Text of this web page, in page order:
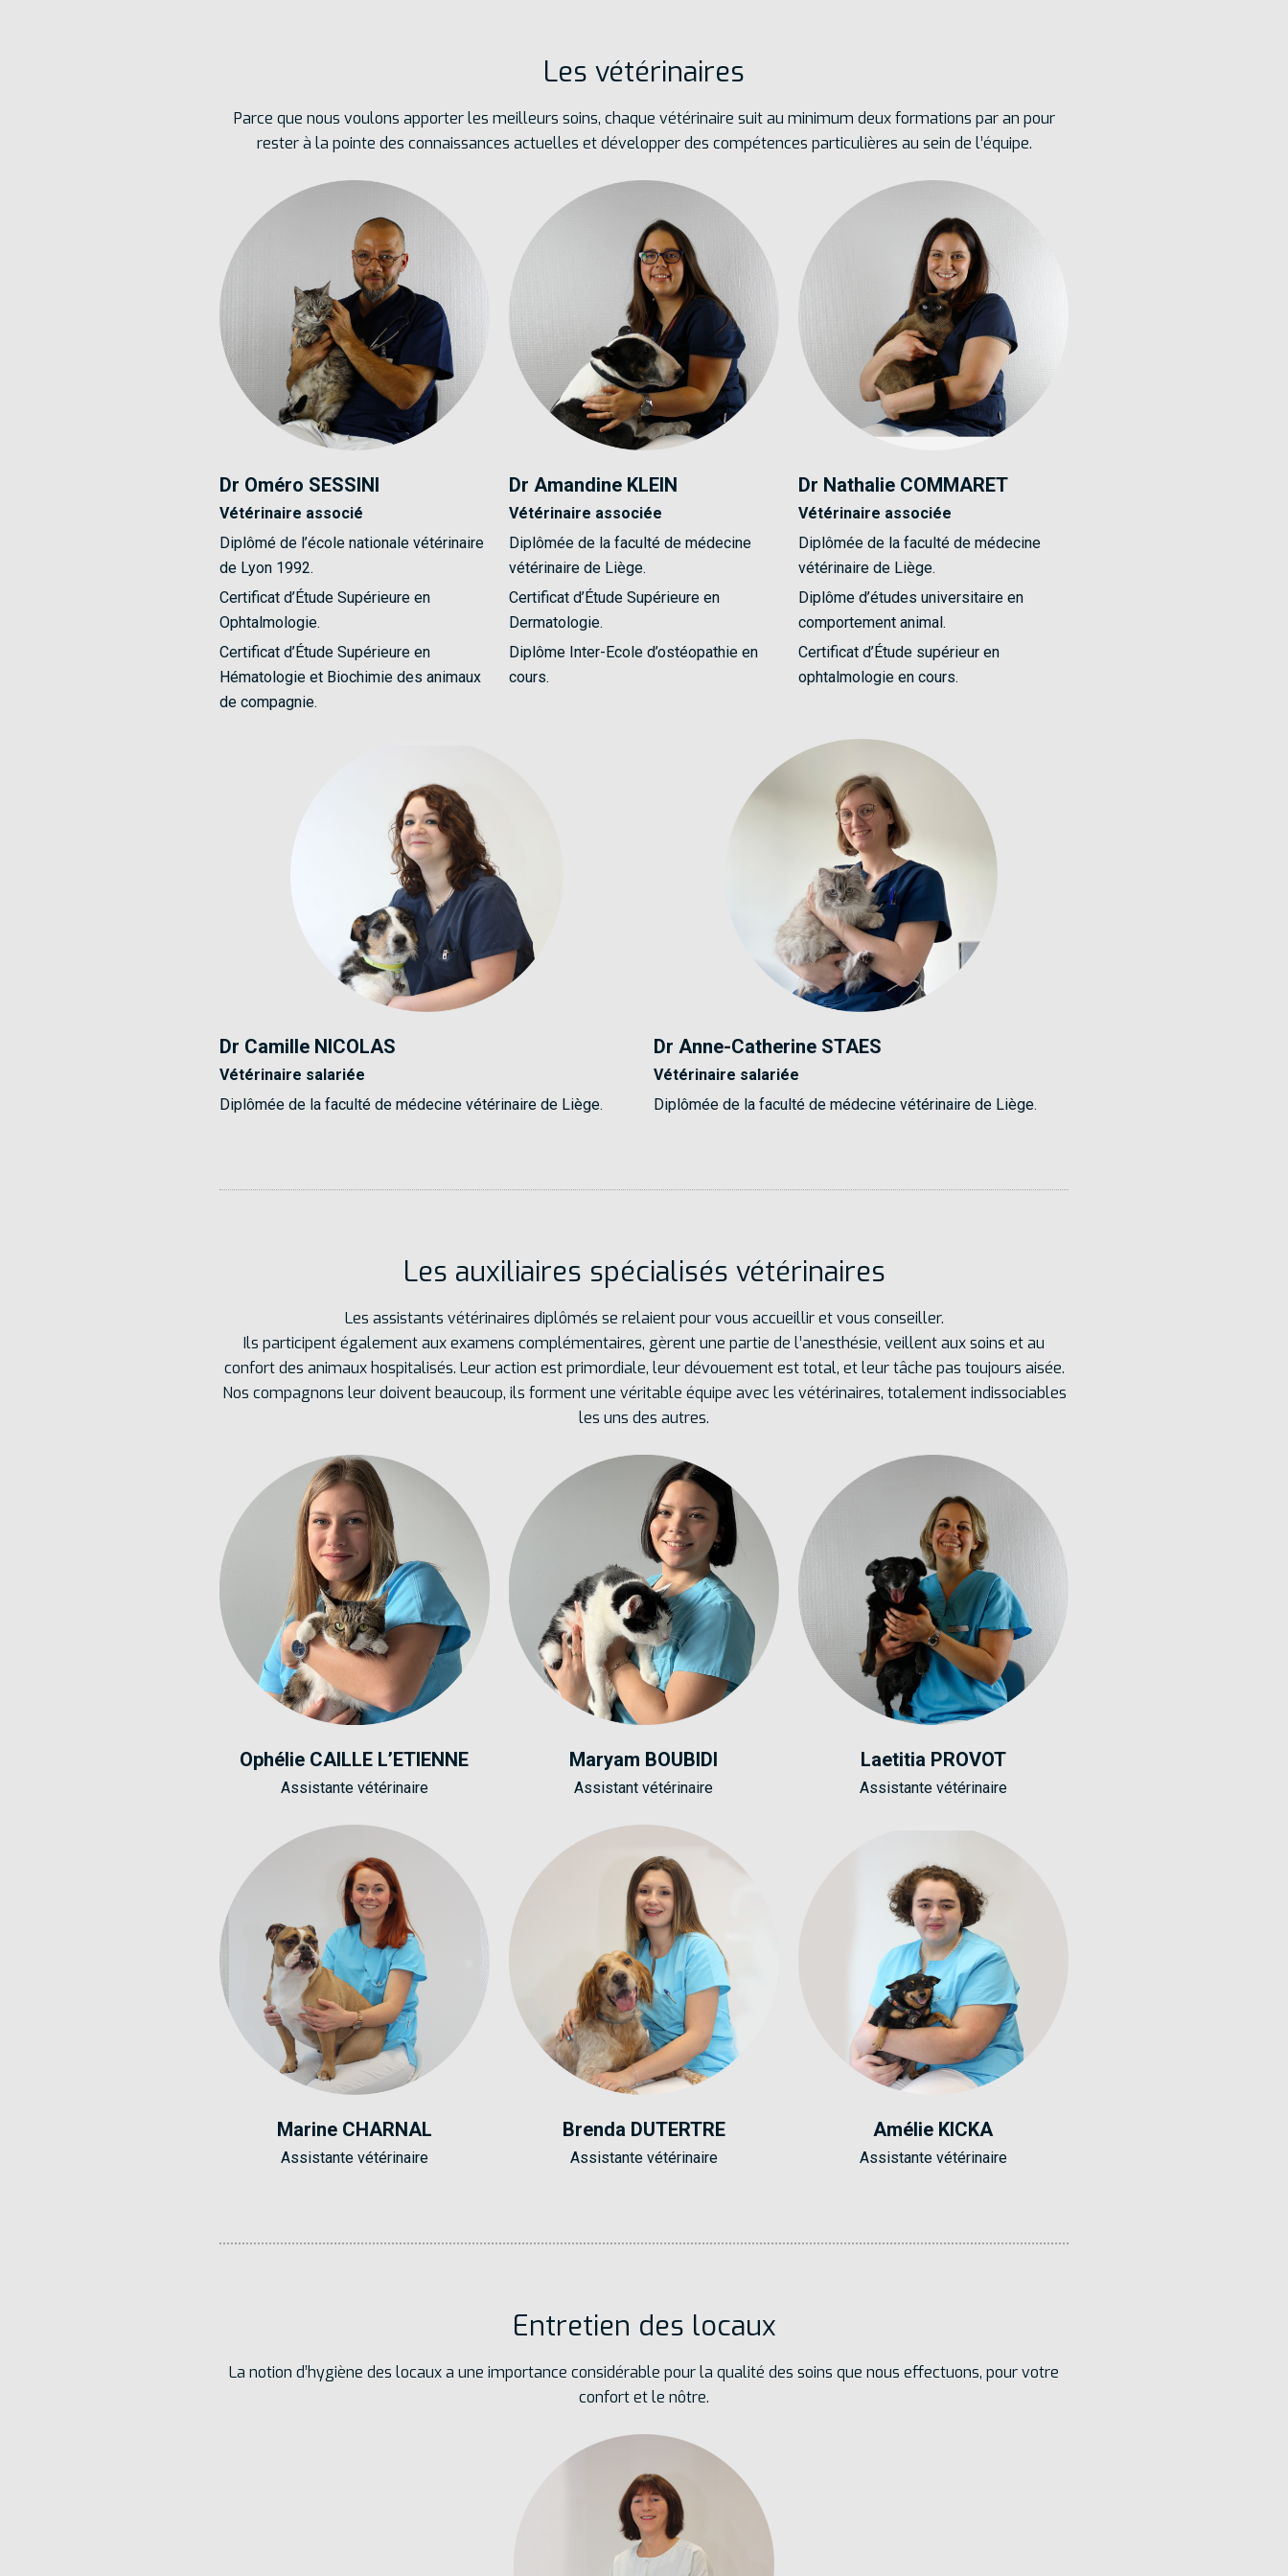
Les vétérinaires
Parce que nous voulons apporter les meilleurs soins, chaque vétérinaire suit au minimum deux formations par an pour
rester à la pointe des connaissances actuelles et développer des compétences particulières au sein de l’équipe.
Dr Oméro SESSINI
Vétérinaire associé
Diplômé de l’école nationale vétérinaire
de Lyon 1992.
Certificat d’Étude Supérieure en
Ophtalmologie.
Certificat d’Étude Supérieure en
Hématologie et Biochimie des animaux
de compagnie.
Dr Amandine KLEIN
Vétérinaire associée
Diplômée de la faculté de médecine
vétérinaire de Liège.
Certificat d’Étude Supérieure en
Dermatologie.
Diplôme Inter-Ecole d’ostéopathie en
cours.
Dr Nathalie COMMARET
Vétérinaire associée
Diplômée de la faculté de médecine
vétérinaire de Liège.
Diplôme d’études universitaire en
comportement animal.
Certificat d’Étude supérieur en
ophtalmologie en cours.
Dr Camille NICOLAS
Vétérinaire salariée
Diplômée de la faculté de médecine vétérinaire de Liège.
Dr Anne-Catherine STAES
Vétérinaire salariée
Diplômée de la faculté de médecine vétérinaire de Liège.
Les auxiliaires spécialisés vétérinaires
Les assistants vétérinaires diplômés se relaient pour vous accueillir et vous conseiller.
Ils participent également aux examens complémentaires, gèrent une partie de l’anesthésie, veillent aux soins et au
confort des animaux hospitalisés. Leur action est primordiale, leur dévouement est total, et leur tâche pas toujours aisée.
Nos compagnons leur doivent beaucoup, ils forment une véritable équipe avec les vétérinaires, totalement indissociables
les uns des autres.
Ophélie CAILLE L’ETIENNE
Assistante vétérinaire
Maryam BOUBIDI
Assistant vétérinaire
Laetitia PROVOT
Assistante vétérinaire
Marine CHARNAL
Assistante vétérinaire
Brenda DUTERTRE
Assistante vétérinaire
Amélie KICKA
Assistante vétérinaire
Entretien des locaux
La notion d’hygiène des locaux a une importance considérable pour la qualité des soins que nous effectuons, pour votre
confort et le nôtre.